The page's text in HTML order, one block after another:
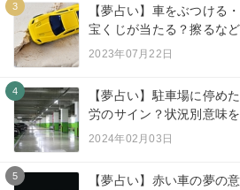
3
【夢占い】車をぶつける
宝くじが当たる？擦るな
2023年07月22日
4
【夢占い】駐車場に停め
労のサイン？状況別意味
2024年02月03日
5
【夢占い】赤い車の夢の